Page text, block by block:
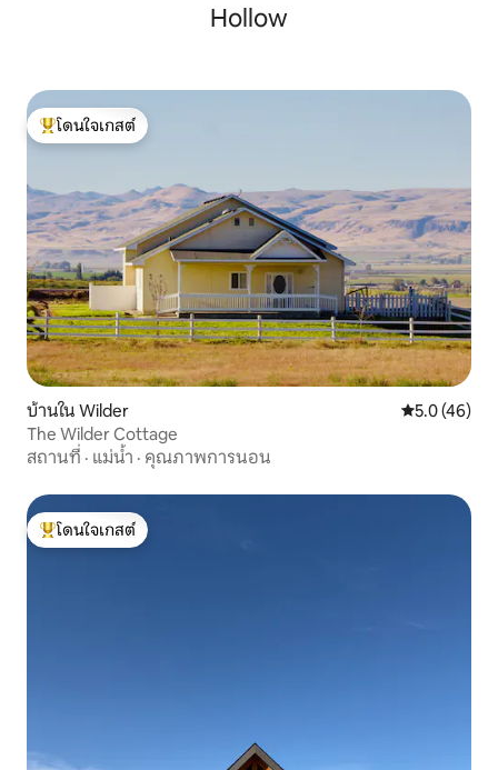
Hollow
โดนใจเกสต์ที่สุด
โดนใจเกสต์
บ้านใน Wilder คะแนนเฉลี่ย
5.0 (46)
The Wilder Cottage
สถานที่ · แม่น้ำ · คุณภาพการนอน
โดนใจเกสต์ที่สุด
โดนใจเกสต์